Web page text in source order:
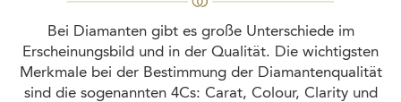
Bei Diamanten gibt es große Unterschiede im
Erscheinungsbild und in der Qualität. Die wichtigsten
Merkmale bei der Bestimmung der Diamantenqualität
sind die sogenannten 4Cs: Carat, Colour, Clarity und